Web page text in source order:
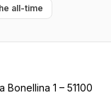
all-time
1 – 51100